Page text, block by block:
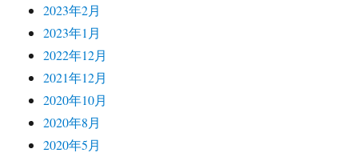
2023年2月
2023年1月
2022年12月
2021年12月
2020年10月
2020年8月
2020年5月